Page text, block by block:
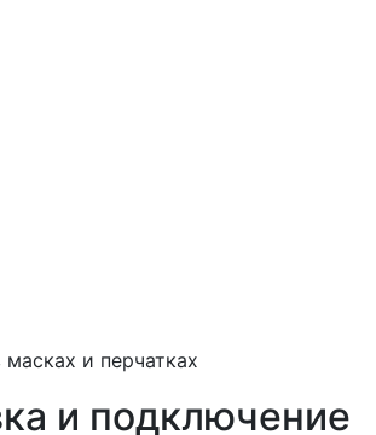
и перчатках
и подключение